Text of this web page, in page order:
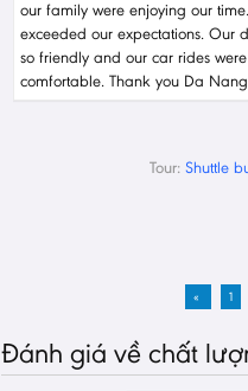
our family were enjoying our
exceeded our expectations. Our
so friendly and our car rides
comfortable. Thank you Da
Tour: Shuttle
« 1
Đánh giá về chất